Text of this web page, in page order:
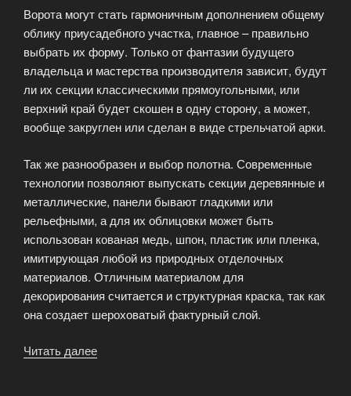
Ворота могут стать гармоничным дополнением общему
облику приусадебного участка, главное – правильно
выбрать их форму. Только от фантазии будущего
владельца и мастерства производителя зависит, будут
ли их секции классическими прямоугольными, или
верхний край будет скошен в одну сторону, а может,
вообще закруглен или сделан в виде стрельчатой арки.
Так же разнообразен и выбор полотна. Современные
технологии позволяют выпускать секции деревянные и
металлические, панели бывают гладкими или
рельефными, а для их облицовки может быть
использован кованая медь, шпон, пластик или пленка,
имитирующая любой из природных отделочных
материалов. Отличным материалом для
декорирования считается и структурная краска, так как
она создает шероховатый фактурный слой.
Читать далее